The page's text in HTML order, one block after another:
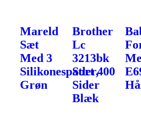
Mareld
Sæt
Med 3
Silikonespatler,
Grøn
Brother
Lc
3213bk
Sort 400
Sider
Blæk